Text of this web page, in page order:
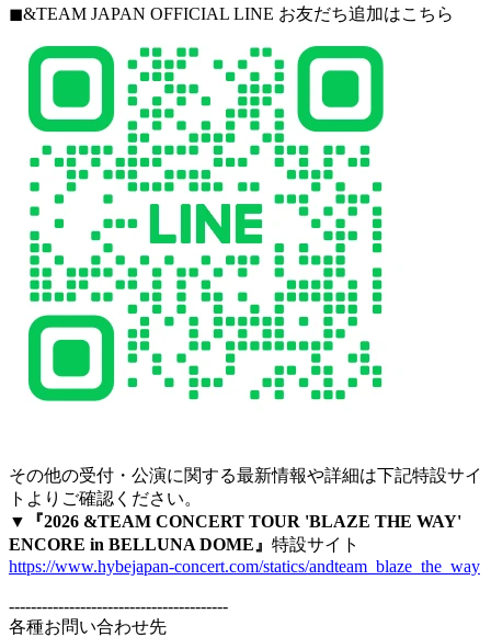
◼︎&TEAM JAPAN OFFICIAL LINE お友だち追加はこちら
その他の受付・公演に関する最新情報や詳細は下記特設サイ
トよりご確認ください。
▼『2026 &TEAM CONCERT TOUR 'BLAZE THE WAY'
ENCORE in BELLUNA DOME』 特設サイト
https://www.hybejapan-concert.com/statics/andteam_blaze_the_way
----------------------------------------
各種お問い合わせ先